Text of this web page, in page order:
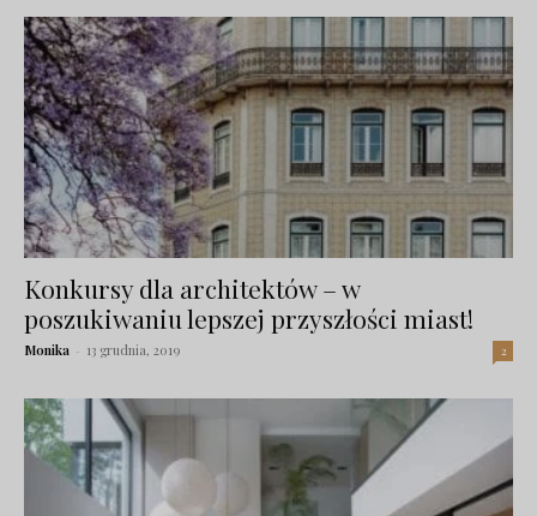
Konkursy dla architektów – w
poszukiwaniu lepszej przyszłości miast!
Monika - 13 grudnia, 2019 2